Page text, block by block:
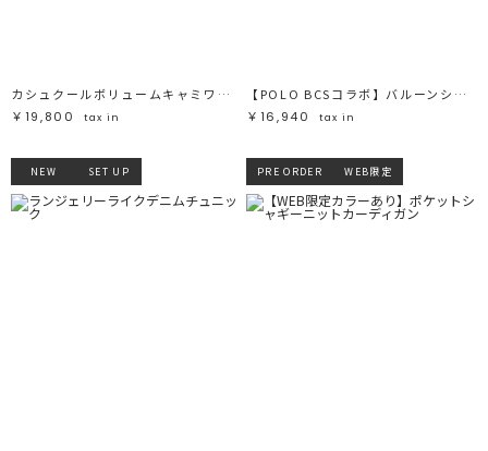
カシュクールボリュームキャミワンピース
￥19,800
tax in
【POLO BCSコラボ】バルーンシャツ
￥16,940
tax in
NEW SET UP PRE ORDER WEB限定